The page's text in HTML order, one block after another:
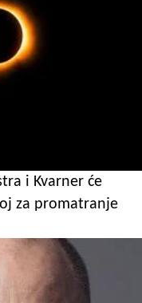
i Kvarner će
za promatranje